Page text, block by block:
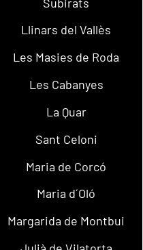
Llinars del Vallès
Les Masies de Roda
Les Cabanyes
La Quar
Sant Celoni
Maria de Corcó
Maria d´Oló
Margarida de Montbui